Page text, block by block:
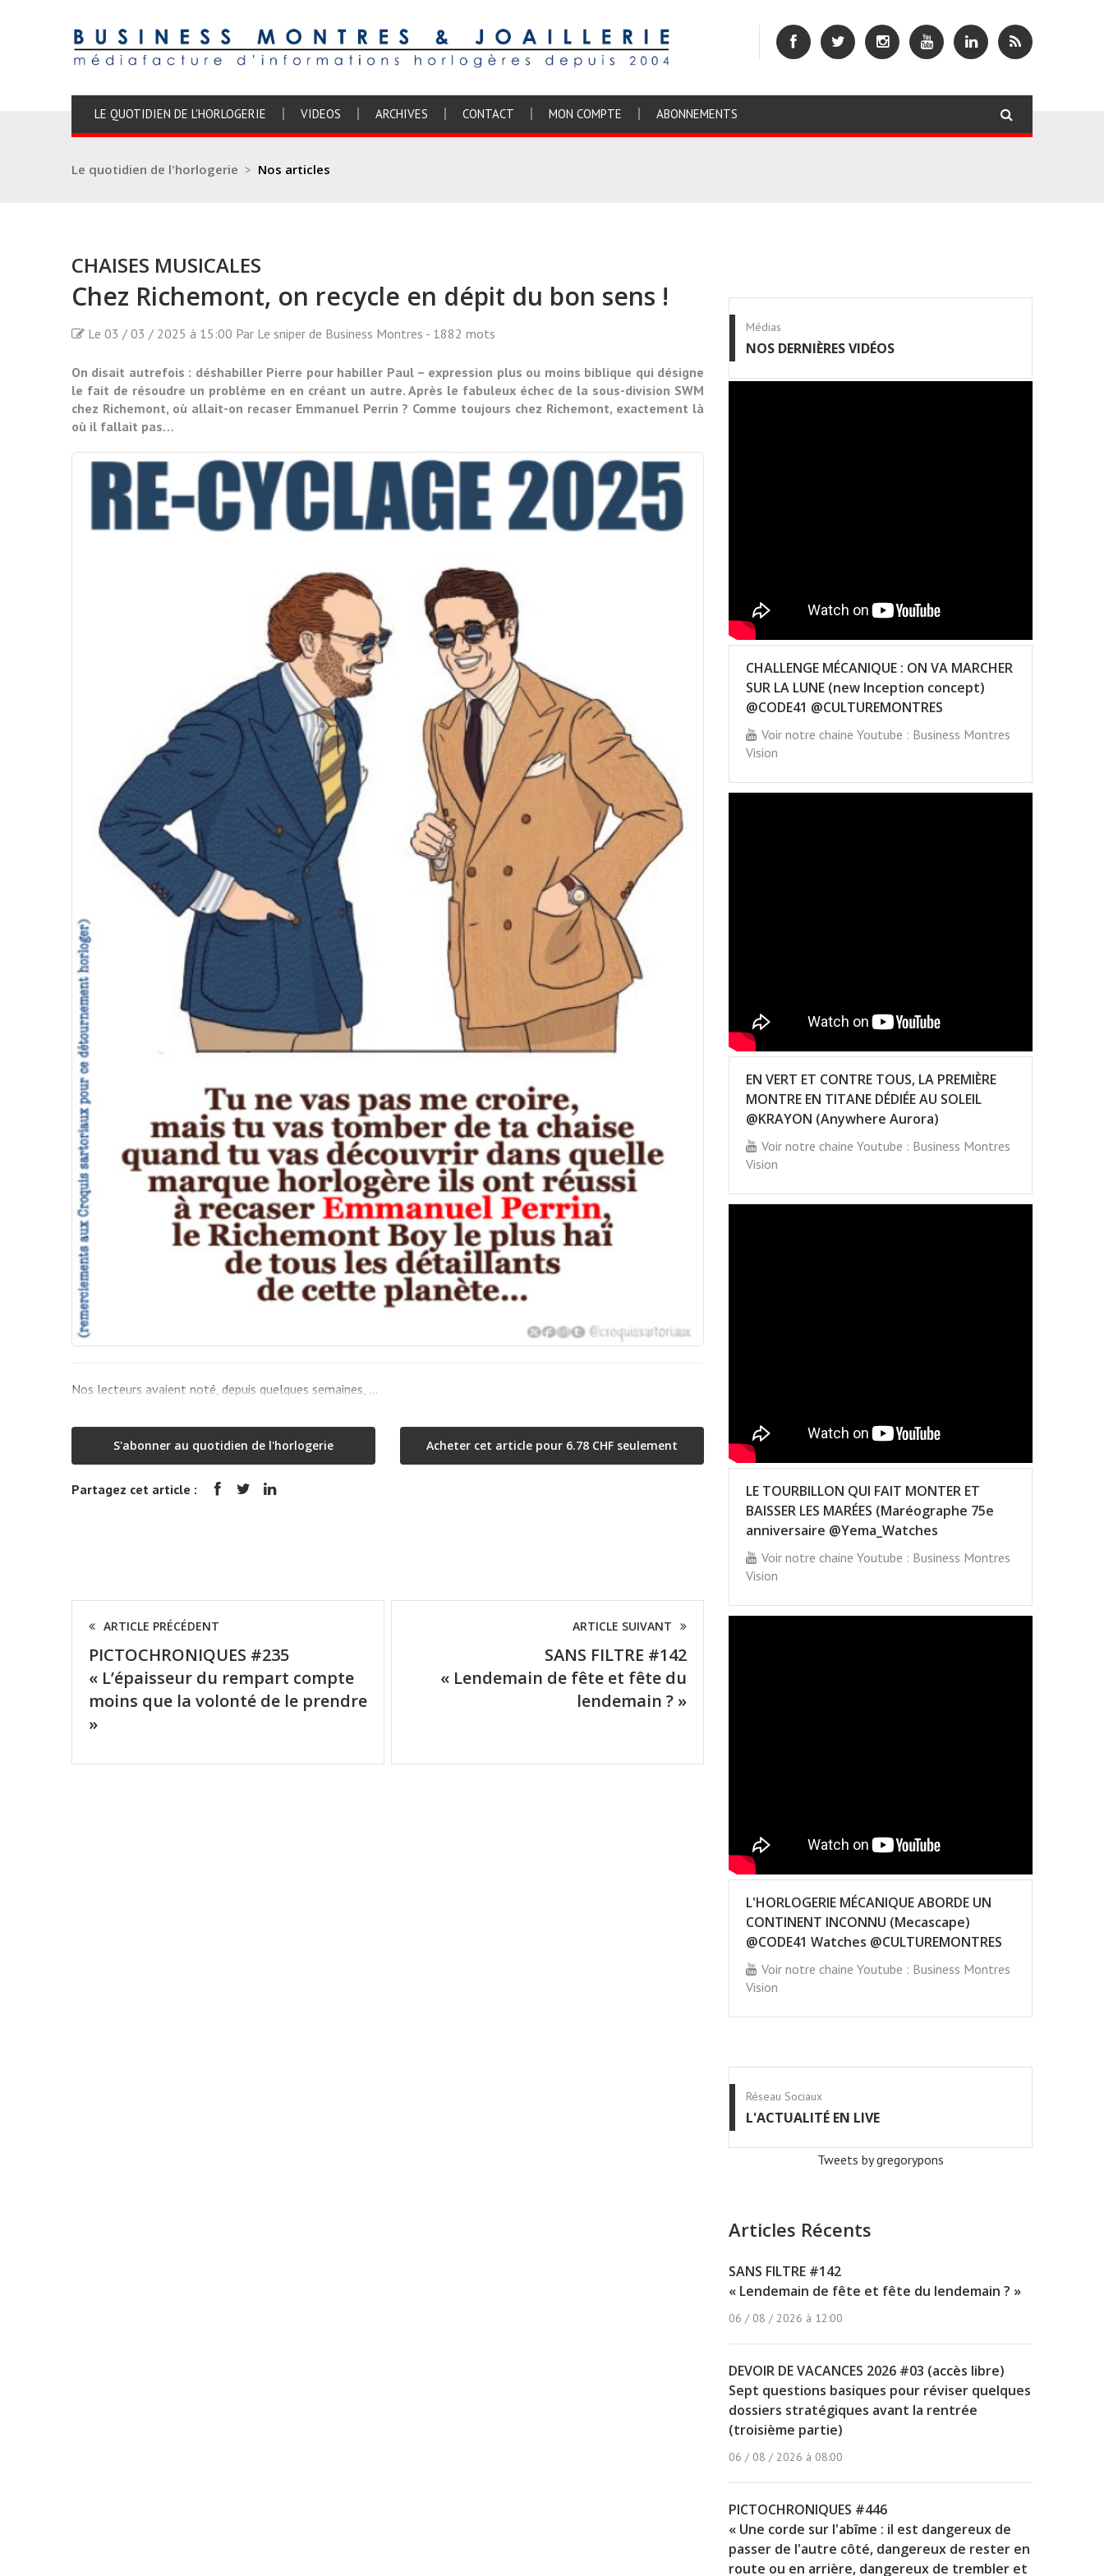
LE QUOTIDIEN DE L'HORLOGERIE VIDEOS ARCHIVES CONTACT MON COMPTE ABONNEMENTS
Le quotidien de l'horlogerie > Nos articles
CHAISES MUSICALES
Chez Richemont, on recycle en dépit du bon sens !
Le 03 / 03 / 2025 à 15:00 Par Le sniper de Business Montres - 1882 mots
On disait autrefois : déshabiller Pierre pour habiller Paul – expression plus ou moins biblique qui désigne
le fait de résoudre un problème en en créant un autre. Après le fabuleux échec de la sous-division SWM
chez Richemont, où allait-on recaser Emmanuel Perrin ? Comme toujours chez Richemont, exactement là
où il fallait pas…
Nos lecteurs avaient noté, depuis quelques semaines, …
S'abonner au quotidien de l'horlogerie Acheter cet article pour 6.78 CHF seulement
Partagez cet article :
ARTICLE PRÉCÉDENT
PICTOCHRONIQUES #235
« L’épaisseur du rempart compte
moins que la volonté de le prendre
»
ARTICLE SUIVANT
SANS FILTRE #142
« Lendemain de fête et fête du
lendemain ? »
Médias
NOS DERNIÈRES VIDÉOS
CHALLENGE MÉCANIQUE : ON VA MARCHER
SUR LA LUNE (new Inception concept)
@CODE41 @CULTUREMONTRES
Voir notre chaine Youtube : Business Montres
Vision
EN VERT ET CONTRE TOUS, LA PREMIÈRE
MONTRE EN TITANE DÉDIÉE AU SOLEIL
@KRAYON (Anywhere Aurora)
Voir notre chaine Youtube : Business Montres
Vision
LE TOURBILLON QUI FAIT MONTER ET
BAISSER LES MARÉES (Maréographe 75e
anniversaire @Yema_Watches
Voir notre chaine Youtube : Business Montres
Vision
L'HORLOGERIE MÉCANIQUE ABORDE UN
CONTINENT INCONNU (Mecascape)
@CODE41 Watches @CULTUREMONTRES
Voir notre chaine Youtube : Business Montres
Vision
Réseau Sociaux
L'ACTUALITÉ EN LIVE
Tweets by gregorypons
Articles Récents
SANS FILTRE #142
« Lendemain de fête et fête du lendemain ? »
06 / 08 / 2026 à 12:00
DEVOIR DE VACANCES 2026 #03 (accès libre)
Sept questions basiques pour réviser quelques
dossiers stratégiques avant la rentrée
(troisième partie)
06 / 08 / 2026 à 08:00
PICTOCHRONIQUES #446
« Une corde sur l'abîme : il est dangereux de
passer de l'autre côté, dangereux de rester en
route ou en arrière, dangereux de trembler et